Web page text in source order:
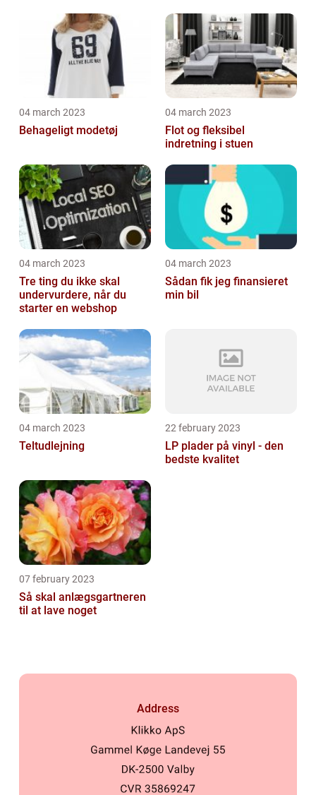
04 march 2023
Behageligt modetøj
04 march 2023
Flot og fleksibel
indretning i stuen
04 march 2023
Tre ting du ikke skal
undervurdere, når du
starter en webshop
04 march 2023
Sådan fik jeg finansieret
min bil
04 march 2023
Teltudlejning
22 february 2023
LP plader på vinyl - den
bedste kvalitet
07 february 2023
Så skal anlægsgartneren
til at lave noget
Address